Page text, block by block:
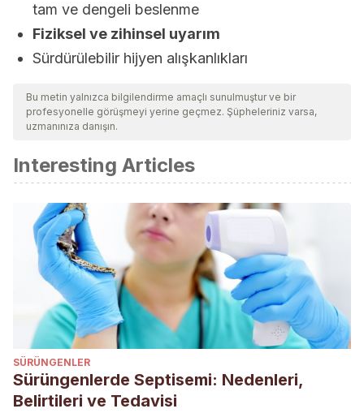
tam ve dengeli beslenme
Fiziksel ve zihinsel uyarım
Sürdürülebilir hijyen alışkanlıkları
Bu metin yalnızca bilgilendirme amaçlı sunulmuştur ve bir
profesyonelle görüşmeyi yerine geçmez. Şüpheleriniz varsa,
uzmanınıza danışın.
Interesting Articles
SÜRÜNGENLER
Sürüngenlerde Septisemi: Nedenleri,
Belirtileri ve Tedavisi